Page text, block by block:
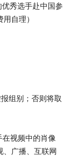
秀选手赴中国参
自理）
组别；否则将取
视频中的肖像
、广播、互联网